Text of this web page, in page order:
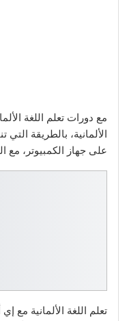
مع دورات تعلم اللغة
الألمانية، بالطريقة
على جهاز الكمبيوتر، مع
تعلم اللغة الألمانية مع